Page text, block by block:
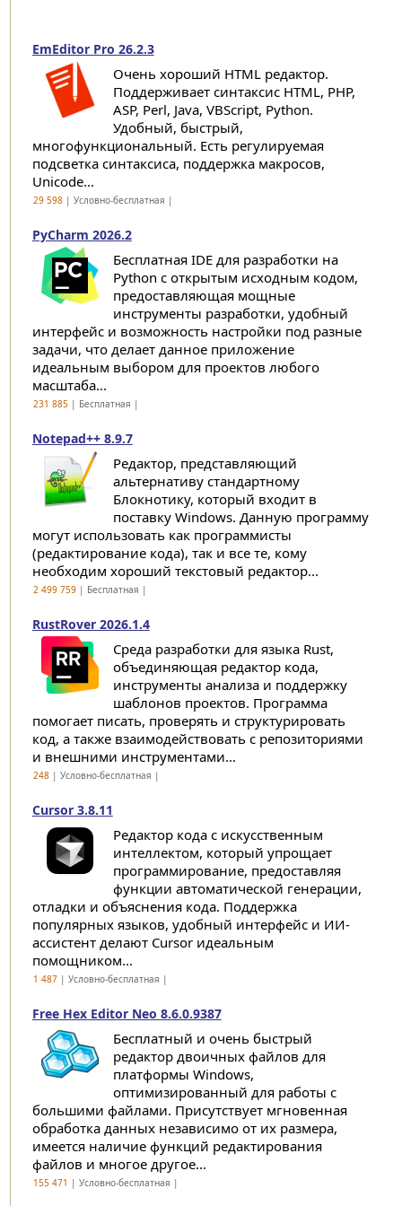
EmEditor Pro 26.2.3
Очень хороший HTML редактор.
Поддерживает синтаксис HTML, PHP,
ASP, Perl, Java, VBScript, Python.
Удобный, быстрый,
многофункциональный. Есть регулируемая
подсветка синтаксиса, поддержка макросов,
Unicode...
29 598| Условно-бесплатная |
PyCharm 2026.2
Бесплатная IDE для разработки на
Python с открытым исходным кодом,
предоставляющая мощные
инструменты разработки, удобный
интерфейс и возможность настройки под разные
задачи, что делает данное приложение
идеальным выбором для проектов любого
масштаба...
231 885| Бесплатная |
Notepad++ 8.9.7
Редактор, представляющий
альтернативу стандартному
Блокнотику, который входит в
поставку Windows. Данную программу
могут использовать как программисты
(редактирование кода), так и все те, кому
необходим хороший текстовый редактор...
2 499 759| Бесплатная |
RustRover 2026.1.4
Среда разработки для языка Rust,
объединяющая редактор кода,
инструменты анализа и поддержку
шаблонов проектов. Программа
помогает писать, проверять и структурировать
код, а также взаимодействовать с репозиториями
и внешними инструментами...
248| Условно-бесплатная |
Cursor 3.8.11
Редактор кода с искусственным
интеллектом, который упрощает
программирование, предоставляя
функции автоматической генерации,
отладки и объяснения кода. Поддержка
популярных языков, удобный интерфейс и ИИ-
ассистент делают Cursor идеальным
помощником...
1 487| Условно-бесплатная |
Free Hex Editor Neo 8.6.0.9387
Бесплатный и очень быстрый
редактор двоичных файлов для
платформы Windows,
оптимизированный для работы с
большими файлами. Присутствует мгновенная
обработка данных независимо от их размера,
имеется наличие функций редактирования
файлов и многое другое...
155 471 | Условно-бесплатная |